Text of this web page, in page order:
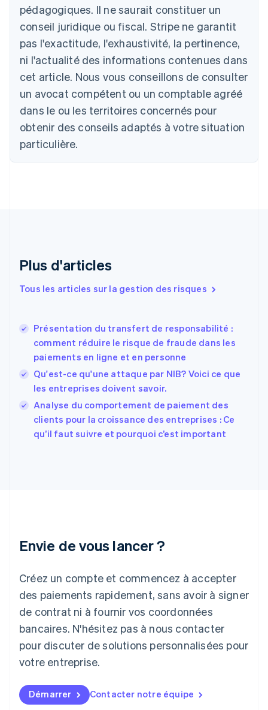
pédagogiques. Il ne saurait constituer un
conseil juridique ou fiscal. Stripe ne garantit
pas l'exactitude, l'exhaustivité, la pertinence,
ni l'actualité des informations contenues dans
cet article. Nous vous conseillons de consulter
un avocat compétent ou un comptable agréé
dans le ou les territoires concernés pour
obtenir des conseils adaptés à votre situation
particulière.
Plus d'articles
Tous les articles sur la gestion des risques
Présentation du transfert de responsabilité :
comment réduire le risque de fraude dans les
paiements en ligne et en personne
Qu'est-ce qu'une attaque par NIB? Voici ce que
les entreprises doivent savoir.
Analyse du comportement de paiement des
clients pour la croissance des entreprises : Ce
qu’il faut suivre et pourquoi c’est important
Envie de vous lancer ?
Créez un compte et commencez à accepter
des paiements rapidement, sans avoir à signer
de contrat ni à fournir vos coordonnées
bancaires. N'hésitez pas à nous contacter
pour discuter de solutions personnalisées pour
votre entreprise.
Démarrer Contacter notre équipe
English
Autriche
Deutsch English
Belgique
NederlandsFrançaisDeutschEnglish
Brésil
Bulgarie
English
Canada
EnglishFrançais
Chine continentale
Espagne
Estonie
EnglishEspañol简体中文
Finlande
EnglishSvenska
Français English
Gibraltar
English
Grèce
Hongrie
日本語 English
English
Liechtenstein
Deutsch English
Lituanie
English
Luxembourg
FrançaisDeutschEnglish
Malaisie
Malte
English